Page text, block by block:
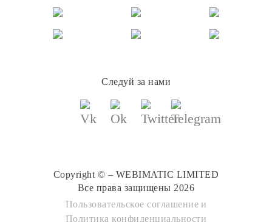
Следуй за нами
Copyright © – WEBIMATIC LIMITED
Все права защищены 2026
Пользовательское соглашение и
Политика конфиденциальности